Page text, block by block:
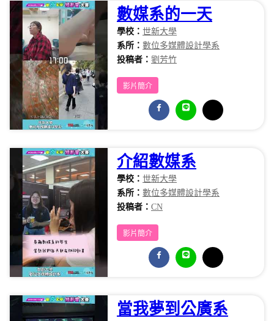
數媒系的一天
學校： 世新大學
系所： 數位多媒體設計學系
投稿者： 劉芳竹
影片簡介
介紹數媒系
學校： 世新大學
系所： 數位多媒體設計學系
投稿者： CN
影片簡介
當我夢到公廣系